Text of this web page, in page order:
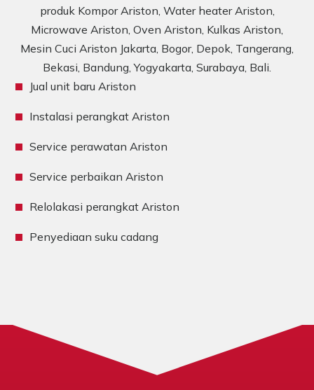
produk Kompor Ariston, Water heater Ariston,
Microwave Ariston, Oven Ariston, Kulkas Ariston,
Mesin Cuci Ariston Jakarta, Bogor, Depok, Tangerang,
Bekasi, Bandung, Yogyakarta, Surabaya, Bali.
Jual unit baru Ariston
Instalasi perangkat Ariston
Service perawatan Ariston
Service perbaikan Ariston
Relolakasi perangkat Ariston
Penyediaan suku cadang